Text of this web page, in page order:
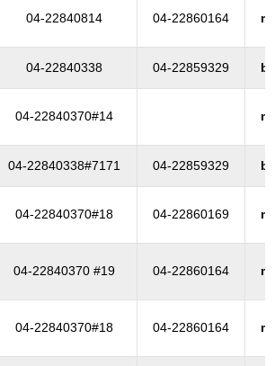
04-22840814 04-22860164
04-22840338 04-22859329
04-22840370#14
04-22840338#7171 04-22859329
04-22840370#18 04-22860169
04-22840370 #19 04-22860164
04-22840370#18 04-22860164